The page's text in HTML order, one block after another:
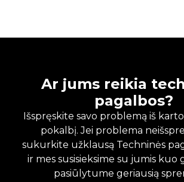
Ar jums reikia
pagalbos?
Išspręskite savo problemą iš
pokalbį. Jei problema
sukurkite užklausą Techninės
ir mes susisieksime su jumis kuo
pasiūlytume geriausią